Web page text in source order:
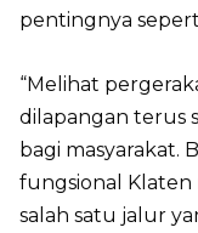
pentingnya
“Melihat
dilapangan terus
bagi masyarakat.
fungsional Klaten
salah satu jalur